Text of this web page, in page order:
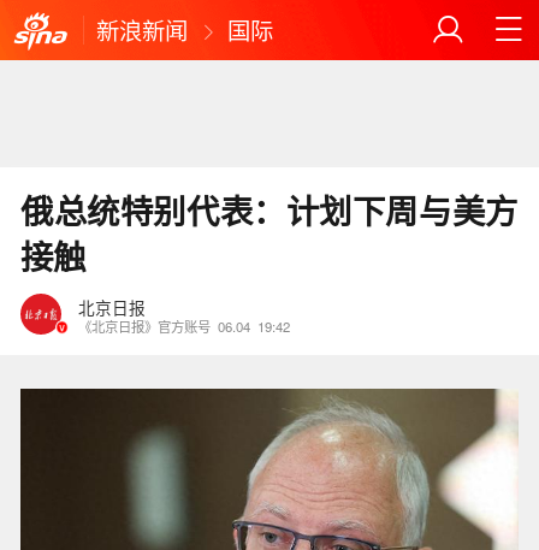
新浪新闻 国际
俄总统特别代表：计划下周与美方
接触
北京日报
《北京日报》官方账号 06.04 19:42